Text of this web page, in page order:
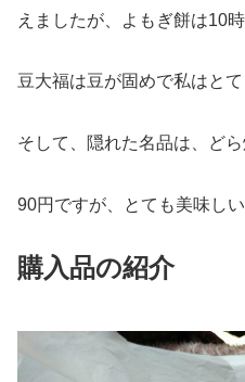
えましたが、よもぎ餅は10
豆大福は豆が固めで私はとて
そして、隠れた名品は、どら
90円ですが、とても美味しい
購入品の紹介